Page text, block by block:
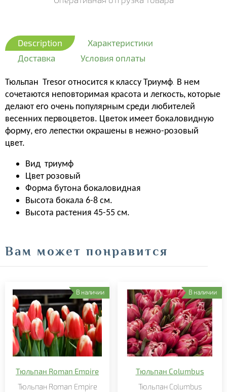
Description
Характеристики
Доставка
Условия оплаты
Тюльпан Tresor относится к классу Триумф. В нем
сочетаются неповторимая красота и легкость, которые
делают его очень популярным среди любителей
весенних первоцветов. Цветок имеет бокаловидную
форму, его лепестки окрашены в нежно-розовый
цвет.
Вид триумф
Цвет розовый
Форма бутона бокаловидная
Высота бокала 6-8 см.
Высота растения 45-55 см.
Вам может понравится
В наличии
Тюльпан Roman Empire
Тюльпан Roman Empire
В наличии
Тюльпан Columbus
Тюльпан Columbus